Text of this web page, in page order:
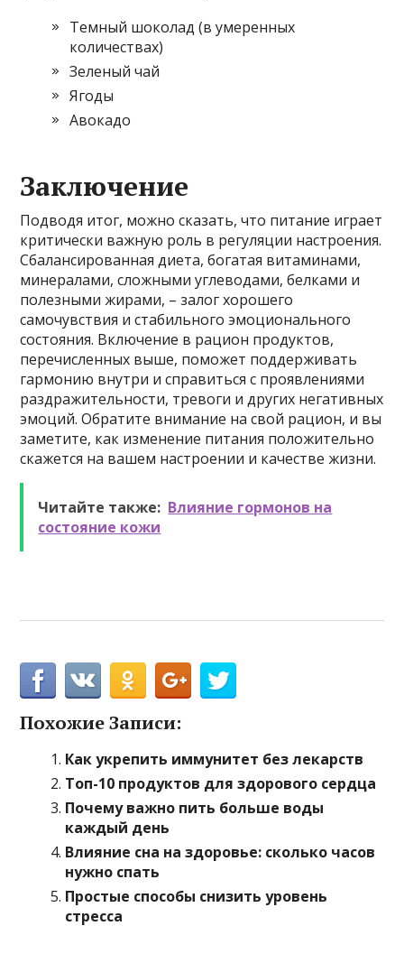
Темный шоколад (в умеренных
количествах)
Зеленый чай
Ягоды
Авокадо
Заключение
Подводя итог, можно сказать, что питание играет
критически важную роль в регуляции настроения.
Сбалансированная диета, богатая витаминами,
минералами, сложными углеводами, белками и
полезными жирами, – залог хорошего
самочувствия и стабильного эмоционального
состояния. Включение в рацион продуктов,
перечисленных выше, поможет поддерживать
гармонию внутри и справиться с проявлениями
раздражительности, тревоги и других негативных
эмоций. Обратите внимание на свой рацион, и вы
заметите, как изменение питания положительно
скажется на вашем настроении и качестве жизни.
Читайте также: Влияние гормонов на
состояние кожи
Похожие Записи:
Как укрепить иммунитет без лекарств
Топ-10 продуктов для здорового сердца
Почему важно пить больше воды
каждый день
Влияние сна на здоровье: сколько часов
нужно спать
Простые способы снизить уровень
стресса